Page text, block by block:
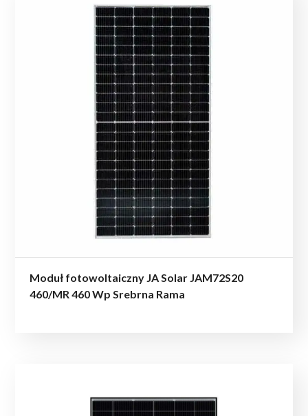
Moduł fotowoltaiczny JA Solar JAM72S20
460/MR 460 Wp Srebrna Rama